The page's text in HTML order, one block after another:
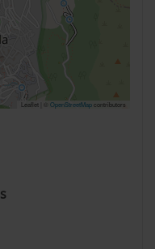
zu den
(z.B.
erhältst du in
Leaflet | © OpenStreetMapcontributors